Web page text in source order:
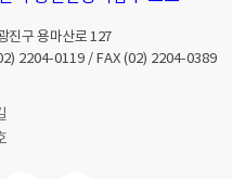
진구 용마산로 127
2204-0119/ FAX (02) 2204-0389